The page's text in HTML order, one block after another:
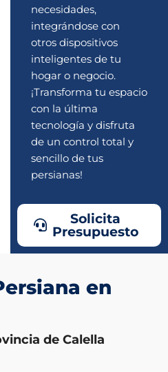
necesidades,
integrándose con
otros dispositivos
inteligentes de tu
hogar o negocio.
¡Transforma tu espacio
con la última
tecnología y disfruta
de un control total y
sencillo de tus
persianas!
Solicita
Presupuesto
en
de Calella